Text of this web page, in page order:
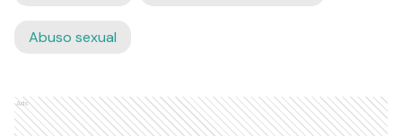
Abuso sexual
Ads